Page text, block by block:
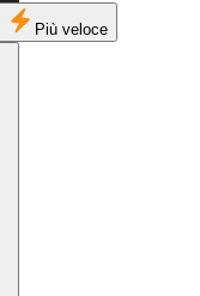
Più veloce